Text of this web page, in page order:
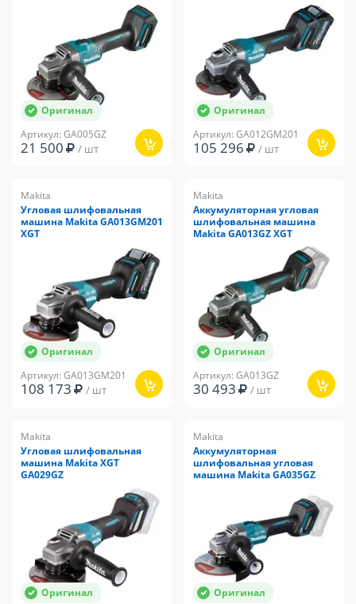
Оригинал
Артикул: GA005GZ
21 500 / шт
Оригинал
Артикул: GA012GM201
105 296 / шт
Makita
Угловая шлифовальная
машина Makita GA013GM201
XGT
Оригинал
Артикул: GA013GM201
108 173 / шт
Makita
Аккумуляторная угловая
шлифовальная машина
Makita GA013GZ XGT
Оригинал
Артикул: GA013GZ
30 493 / шт
Makita
Угловая шлифовальная
машина Makita XGT
GA029GZ
Оригинал
Makita
Аккумуляторная
шлифовальная угловая
машина Makita GA035GZ
Оригинал